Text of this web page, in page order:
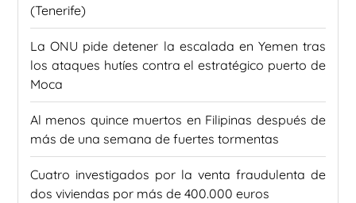
(Tenerife)
La ONU pide detener la escalada en Yemen tras
los ataques hutíes contra el estratégico puerto de
Moca
Al menos quince muertos en Filipinas después de
más de una semana de fuertes tormentas
Cuatro investigados por la venta fraudulenta de
dos viviendas por más de 400.000 euros